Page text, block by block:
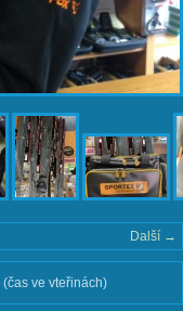
Další →
(čas ve vteřinách)